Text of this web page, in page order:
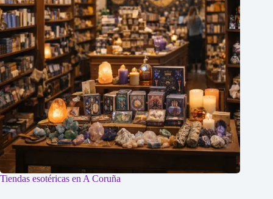
Tiendas esotéricas en A Coruña